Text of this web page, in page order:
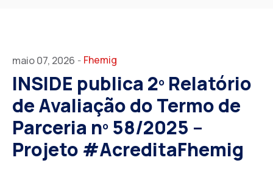
maio 07, 2026 - Fhemig
INSIDE publica 2º Relatório
de Avaliação do Termo de
Parceria nº 58/2025 –
Projeto #AcreditaFhemig